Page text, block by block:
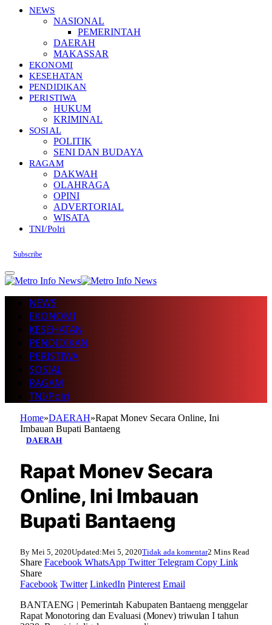
NEWS
NASIONAL
PEMERINTAH
DAERAH
MAKASSAR
EKONOMI
KESEHATAN
PENDIDIKAN
PERISTIWA
HUKUM
KRIMINAL
SOSIAL
POLITIK
SENI DAN BUDAYA
RAGAM
DAKWAH
OLAHRAGA
OPINI
ADVERTORIAL
WISATA
TNI/Polri
Subscribe
NEWS
EKONOMI
KESEHATAN
PENDIDIKAN
PERISTIWA
SOSIAL
RAGAM
TNI/Polri
Home»DAERAH»Rapat Monev Secara Online, Ini
Imbauan Bupati Bantaeng
DAERAH
Rapat Monev Secara
Online, Ini Imbauan
Bupati Bantaeng
By Mei 5, 2020Updated:Mei 5, 2020Tidak ada komentar2 Mins Read
Share Facebook WhatsApp Twitter Telegram Copy Link
Share
Facebook Twitter LinkedIn Pinterest Email
BANTAENG | Pemerintah Kabupaten Bantaeng menggelar
Rapat Monotoring dan Evaluasi (Monev) triwulan I tahun